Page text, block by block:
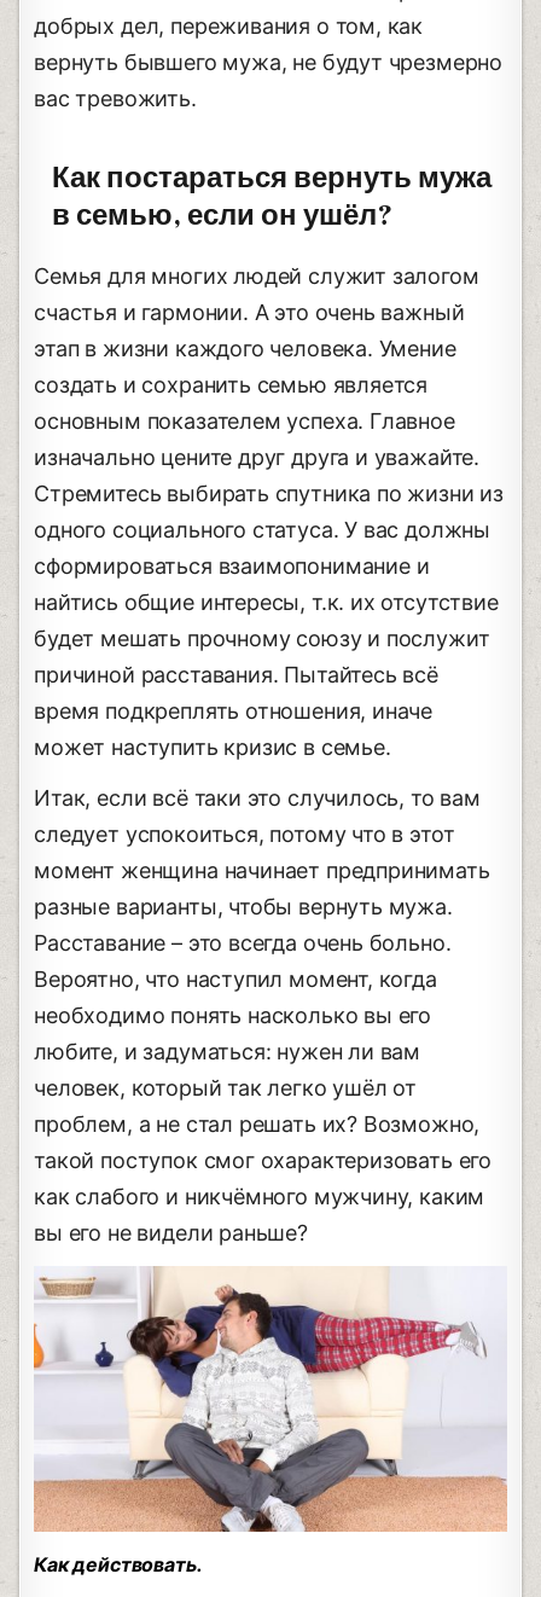
добрых дел, переживания о том, как
вернуть бывшего мужа, не будут чрезмерно
вас тревожить.
Как постараться вернуть мужа
в семью, если он ушёл?
Семья для многих людей служит залогом
счастья и гармонии. А это очень важный
этап в жизни каждого человека. Умение
создать и сохранить семью является
основным показателем успеха. Главное
изначально цените друг друга и уважайте.
Стремитесь выбирать спутника по жизни из
одного социального статуса. У вас должны
сформироваться взаимопонимание и
найтись общие интересы, т.к. их отсутствие
будет мешать прочному союзу и послужит
причиной расставания. Пытайтесь всё
время подкреплять отношения, иначе
может наступить кризис в семье.
Итак, если всё таки это случилось, то вам
следует успокоиться, потому что в этот
момент женщина начинает предпринимать
разные варианты, чтобы вернуть мужа.
Расставание – это всегда очень больно.
Вероятно, что наступил момент, когда
необходимо понять насколько вы его
любите, и задуматься: нужен ли вам
человек, который так легко ушёл от
проблем, а не стал решать их? Возможно,
такой поступок смог охарактеризовать его
как слабого и никчёмного мужчину, каким
вы его не видели раньше?
Как действовать.